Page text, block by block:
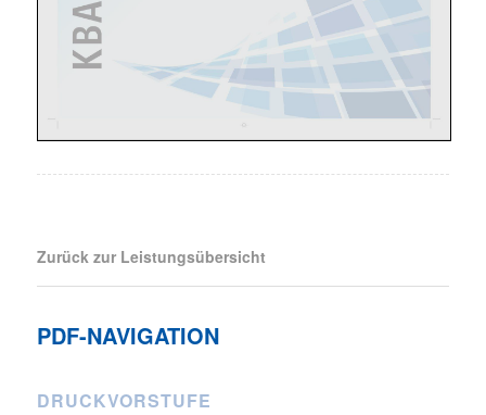
Zurück zur Leistungsübersicht
PDF-NAVIGATION
DRUCKVORSTUFE